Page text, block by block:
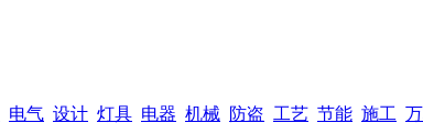
电气 设计 灯具 电器 机械 防盗 工艺 节能 施工